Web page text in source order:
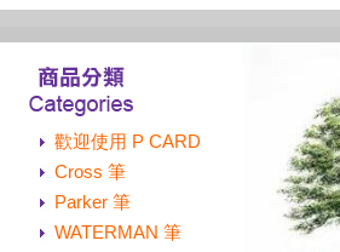
歡迎使用 P CARD
Cross 筆
Parker 筆
WATERMAN 筆